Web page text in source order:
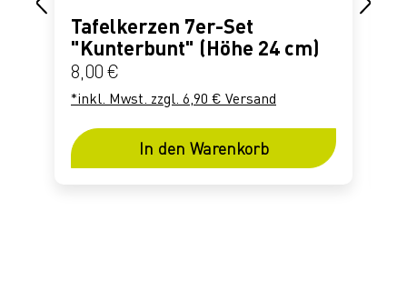
Tafelkerzen 7er-Set
"Kunterbunt" (Höhe 24 cm)
Regulärer Preis:
8,00 €
*inkl. Mwst. zzgl. 6,90 € Versand
In den Warenkorb